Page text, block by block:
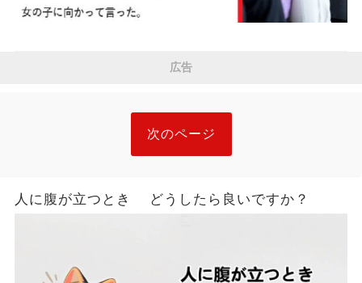
広告
次のページ
人に腹が立つとき どうしたら良いですか？